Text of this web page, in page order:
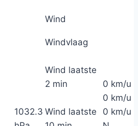
Wind
1032.3
Windvlaag
Wind laatste
2 min
Wind laatste
0 km/u
0 km/u
0 km/u